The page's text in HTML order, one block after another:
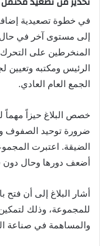
في خطوة تصعيدية
إلى مستوى آخر في
المنخرطين على التحرك
الرئيس ومكتبه وتعيين
الجمع العام العادي.
خصص البلاغ حيزاً
ضرورة توحيد الصفوف
الضيقة. اعتبرت
أضعف دورها وحال دون
أشار البلاغ إلى أن
للمجموعة، وذلك
والمساهمة في صناعة